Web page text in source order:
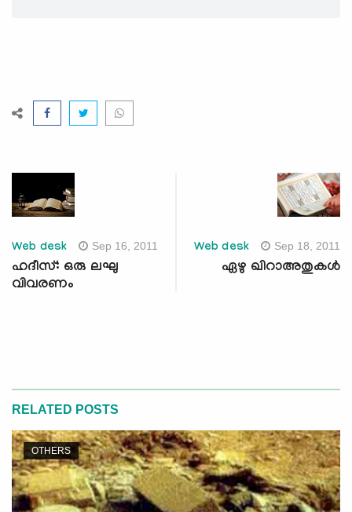
Web desk Sep 16, 2011
ഹദീസ്: ഒരു ലഘു
വിവരണം
Web desk Sep 18, 2011
ഏഴു ഖിറാഅതുകള്‍
RELATED POSTS
OTHERS